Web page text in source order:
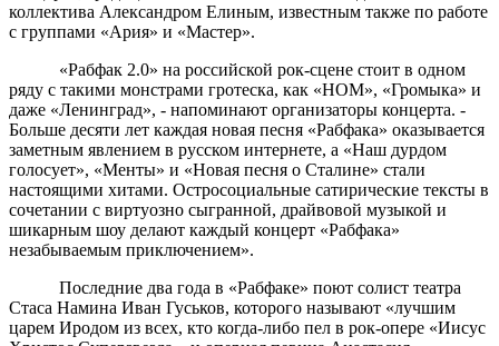
коллектива Александром Елиным, известным также по работе
с группами «Ария» и «Мастер».
«Рабфак 2.0» на российской рок-сцене стоит в одном
ряду с такими монстрами гротеска, как «НОМ», «Громыка» и
даже «Ленинград», - напоминают организаторы концерта. -
Больше десяти лет каждая новая песня «Рабфака» оказывается
заметным явлением в русском интернете, а «Наш дурдом
голосует», «Менты» и «Новая песня о Сталине» стали
настоящими хитами. Остросоциальные сатирические тексты в
сочетании с виртуозно сыгранной, драйвовой музыкой и
шикарным шоу делают каждый концерт «Рабфака»
незабываемым приключением».
Последние два года в «Рабфаке» поют солист театра
Стаса Намина Иван Гуськов, которого называют «лучшим
царем Иродом из всех, кто когда-либо пел в рок-опере «Иисус